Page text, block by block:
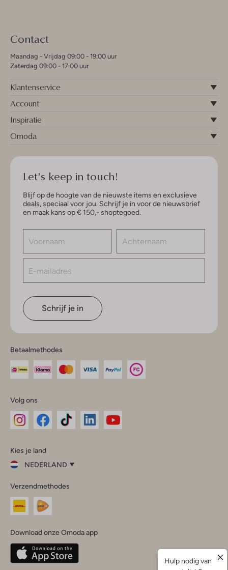
Contact
Maandag - Vrijdag 09:00 - 19:00 uur
Zaterdag 09:00 - 17:00 uur
Klantenservice
Account
Inspiratie
Omoda
Let's keep in touch!
Blijf op de hoogte van de nieuwste items en exclusieve
deals, speciaal voor jou. Schrijf je in voor de nieuwsbrief
en maak kans op € 150,- shoptegoed.
Schrijf je in
Betaalmethodes
Volg ons
InstagramFacebook
Kies je land
NEDERLAND
je
land
Nederland
Belgique(Français)
Deutschland
Verzendmethodes
Download onze Omoda app